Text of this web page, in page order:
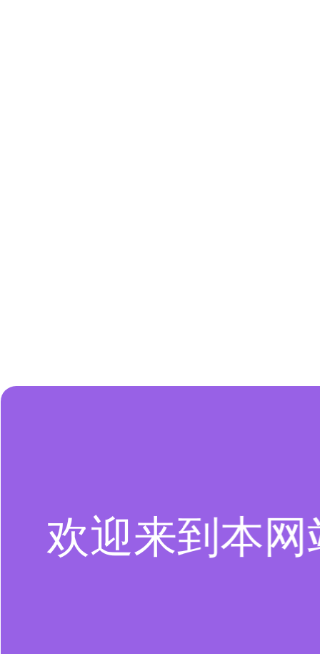
欢迎来到本